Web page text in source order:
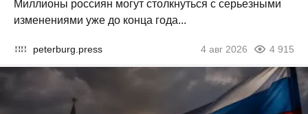
Миллионы россиян могут столкнуться с серьезными
изменениями уже до конца года...
peterburg.press 4 авг 2026 4 915